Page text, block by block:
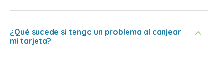
¿Qué sucede si tengo un problema al canjear
mi tarjeta?